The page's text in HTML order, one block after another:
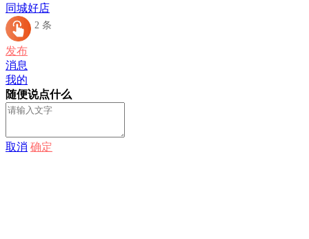
发布：2 条
同城好店
发布
消息
我的
随便说点什么
取消 确定